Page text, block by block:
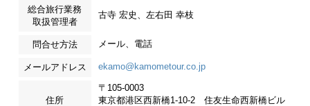
総合旅行業務
取扱管理者
古寺 宏史、左右田 幸枝
問合せ方法 メール、電話
メールアドレス ekamo@kamometour.co.jp
住所
〒105-0003
東京都港区西新橋1-10-2 住友生命西新橋ビル